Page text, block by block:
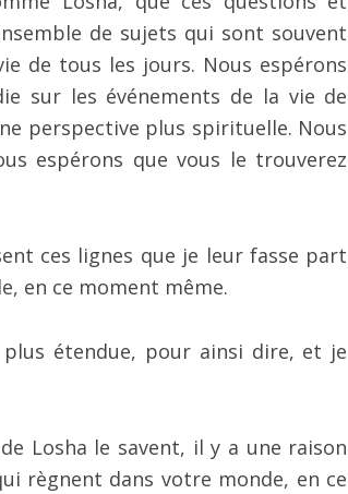
de sujets qui sont souvent
de tous les jours. Nous espérons
sur les événements de la vie de
perspective plus spirituelle. Nous
espérons que vous le trouverez
ces lignes que je leur fasse part
en ce moment même.
étendue, pour ainsi dire, et je
Losha le savent, il y a une raison
règnent dans votre monde, en ce